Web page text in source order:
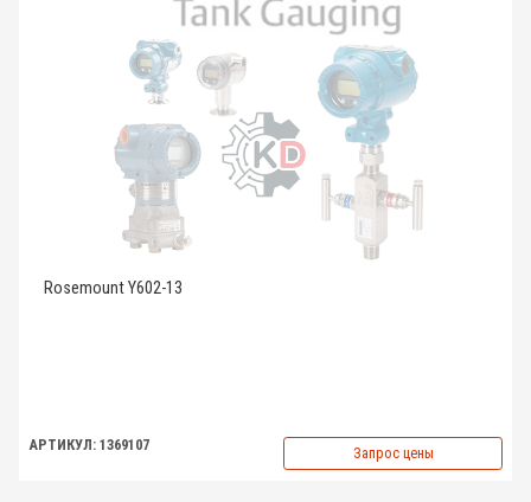
Rosemount Y602-13
АРТИКУЛ: 1369107 Запрос цены